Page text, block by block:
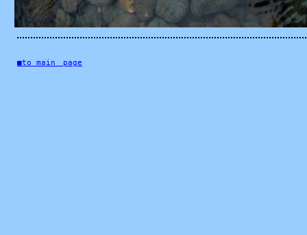
■to main page